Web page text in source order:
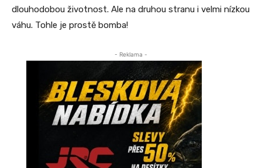
dlouhodobou životnost. Ale na druhou stranu i velmi nízkou
váhu. Tohle je prostě bomba!
- Reklama -